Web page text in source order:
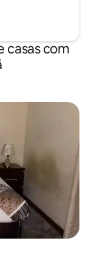
casas com